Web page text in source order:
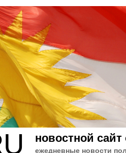
новостной
ежедневные новости